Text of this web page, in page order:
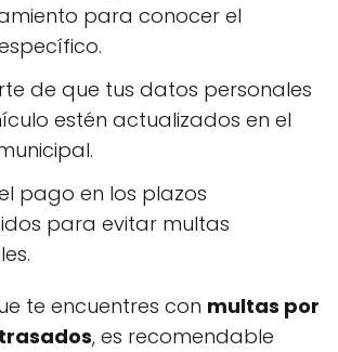
para conocer el
de que tus datos personales
estén actualizados en el
pago en los plazos
para evitar multas
te encuentres con multas por
, es recomendable